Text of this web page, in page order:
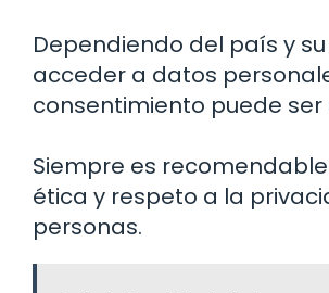
Dependiendo del país y
acceder a datos
consentimiento puede ser
Siempre es
ética y respeto a la
personas.